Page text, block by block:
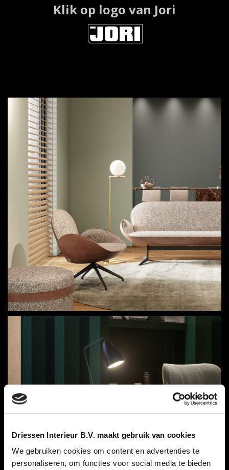
Driessen Interieur B.V. maakt gebruik van cookies
We gebruiken cookies om content en advertenties te
personaliseren, om functies voor social media te bieden
Klik op logo van Jori